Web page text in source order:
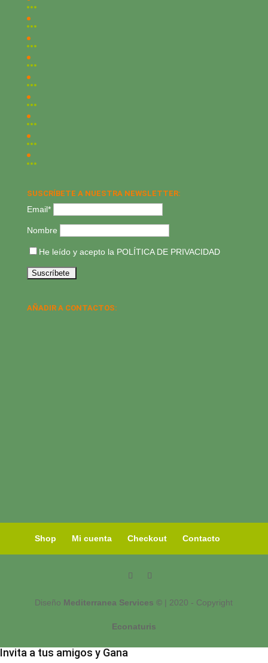
SUSCRÍBETE A NUESTRA NEWSLETTER:
Email*
Nombre
He leído y acepto la POLÍTICA DE PRIVACIDAD
AÑADIR A CONTACTOS:
Shop Mi cuenta Checkout Contacto
Diseño Mediterranea Services © | 2020 - Copyright
Econaturis
Invita a tus amigos y Gana